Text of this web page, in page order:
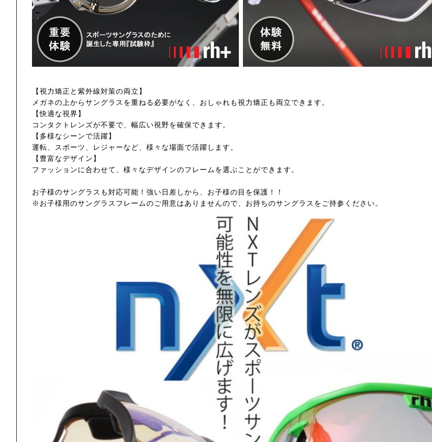
【視力矯正と紫外線対策の両立】
メガネの上からサングラスを重ねる必要がなく、おしゃれも視力矯正も両立できます。
【快適な視界】
コンタクトレンズが不要で、幅広い視野を確保できます。
【多様なシーンで活躍】
運転、スポーツ、レジャーなど、様々な場面で活躍します。
【豊富なデザイン】
ファッションに合わせて、様々なデザインのフレームを選ぶことができます。
お子様のサングラスも対応可能！強い日差しから、お子様の目を保護！！
※お子様用のサングラスフレームのご用意はありませんので、お持ちのサングラスをご持参ください。